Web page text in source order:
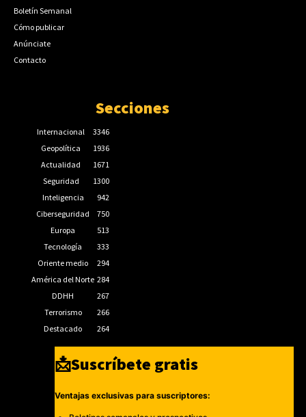
Boletín Semanal
Cómo publicar
Anúnciate
Contacto
Secciones
Internacional
3346
Geopolítica
1936
Actualidad
1671
Seguridad
1300
Inteligencia
942
Ciberseguridad
750
Europa
513
Tecnología
333
Oriente medio
294
América del Norte 284
DDHH
267
Terrorismo
266
Destacado
264
📩Suscríbete gratis
Ventajas exclusivas para suscriptores: